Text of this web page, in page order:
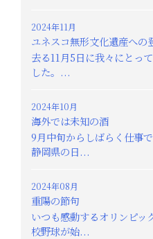
2024年11月
ユネスコ無形文化遺産への
去る11月5日に我々にとっ
した。...
2024年10月
海外では未知の酒
9月中旬からしばらく仕事
静岡県の日...
2024年08月
重陽の節句
いつも感動するオリンピッ
校野球が始...